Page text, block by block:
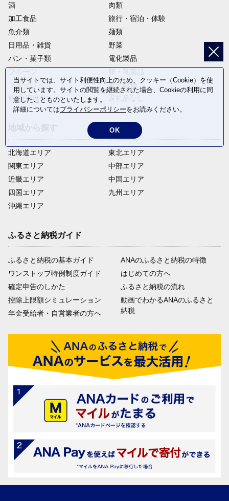
酒
肉類
加工食品
旅行・宿泊・体験
魚介類
麺類
日用品・雑貨
野菜
パン・菓子類
電化製品
ファッション
米・穀物
飲料(酒以外)
北海道エリア
関東エリア
近畿エリア
四国エリア
沖縄エリア
東北エリア
中部エリア
中国エリア
九州エリア
ふるさと納税ガイド
ふるさと納税の基本ガイド
ワンストップ特例制度ガイド
確定申告のしかた
控除上限額シミュレーション
年金受給者・自営業者の方へ
ANAのふるさと納税の特徴
はじめての方へ
ふるさと納税の流れ
動画でわかるANAのふるさと
納税
当サイトでは、サイト利便性向上のため、クッキー（Cookie）を使
用しています。サイトの閲覧を継続された場合、Cookieの利用に同
意したことものといたします。
詳細についてはプライバシーポリシーをお読みください。
OK